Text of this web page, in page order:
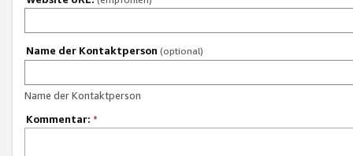
Name der Kontaktperson (optional)
Name der Kontaktperson
Kommentar: *